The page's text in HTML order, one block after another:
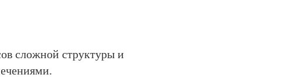
сложной структуры и